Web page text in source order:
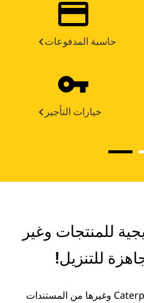
حاسبة المدفوعات
خيارات التأجير
للمنتجات وغير
للتنزيل!
تتوفر كتيبات منتجات Caterpillar وغيرها من المستندات